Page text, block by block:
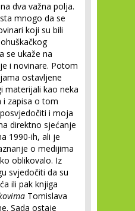
dva važna polja.
mnogo da se
koji su bili
se ukaže na
i novinare. Potom
ostavljene
materijali kao neka
i zapisa o tom
i moja
direktno sjećanje
1990-ih, ali je
o medijima
oblikovalo. Iz
svjedočiti da su
ili pak knjiga
Tomislava
Sada ostaje